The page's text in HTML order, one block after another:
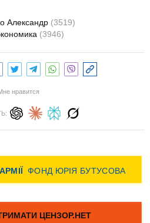
Александр (3519)
(3946)
нравится